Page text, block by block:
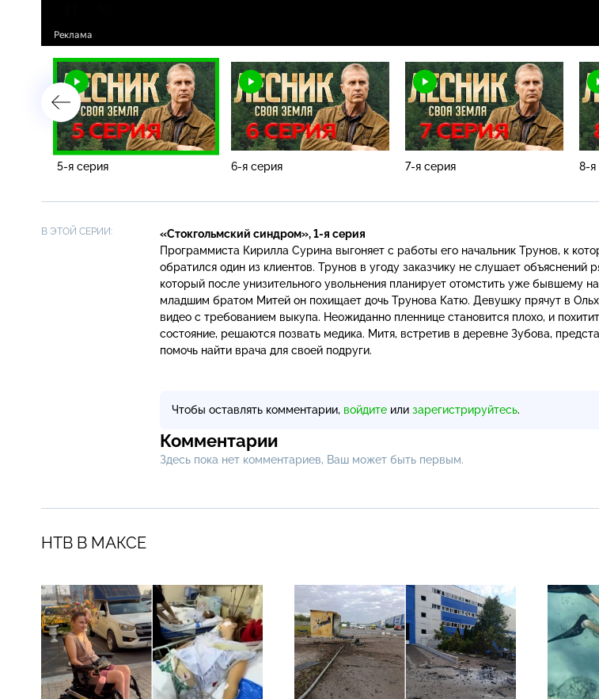
5-я серия 6-я серия 7-я серия 8-я
В ЭТОЙ СЕРИИ: «Стокгольмский синдром»,1-я серия
Программиста Кирилла Сурина выгоняет с работы его начальник Трунов, к
обратился один из клиентов. Трунов в угоду заказчику не слушает объяснений
который после унизительного увольнения планирует отомстить уже бывшему
младшим братом Митей он похищает дочь Трунова Катю. Девушку прячут в
видео с требованием выкупа. Неожиданно пленнице становится плохо, и
состояние, решаются позвать медика. Митя, встретив в деревне Зубова,
помочь найти врача для своей подруги.
Чтобы оставлять комментарии, войдите или зарегистрируйтесь.
Комментарии
Здесь пока нет комментариев, Ваш может быть первым.
НТВ В МАКСЕ